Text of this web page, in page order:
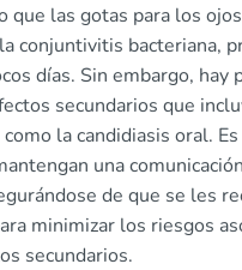
que las gotas para los
conjuntivitis bacteriana,
días. Sin embargo, hay
secundarios que
la candidiasis oral.
una
de que se les
minimizar los riesgos
secundarios.